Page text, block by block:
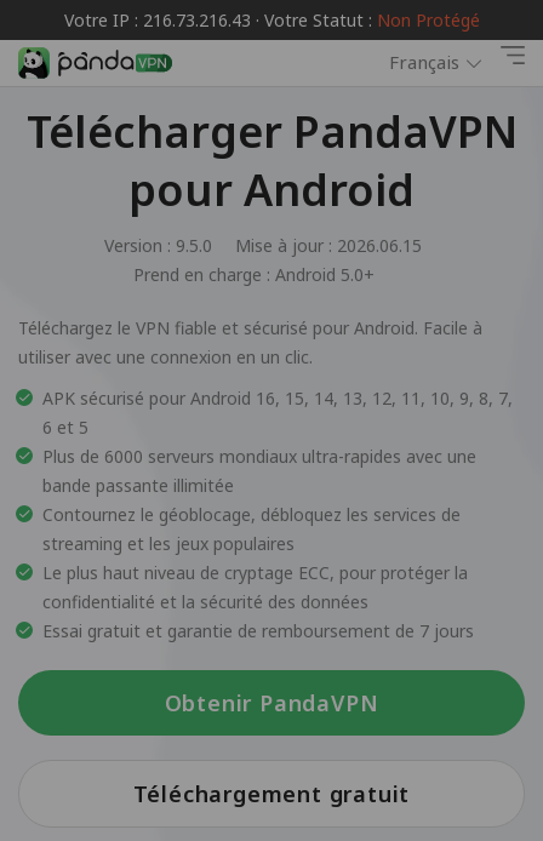
Votre IP : 216.73.216.43 · Votre Statut : Non Protégé
Français
Télécharger PandaVPN
pour Android
Version : 9.5.0
Mise à jour : 2026.06.15
Prend en charge : Android 5.0+
Téléchargez le VPN fiable et sécurisé pour Android. Facile à
utiliser avec une connexion en un clic.
APK sécurisé pour Android 16, 15, 14, 13, 12, 11, 10, 9, 8, 7,
6 et 5
Plus de 6000 serveurs mondiaux ultra-rapides avec une
bande passante illimitée
Contournez le géoblocage, débloquez les services de
streaming et les jeux populaires
Le plus haut niveau de cryptage ECC, pour protéger la
confidentialité et la sécurité des données
Essai gratuit et garantie de remboursement de 7 jours
Obtenir PandaVPN
Téléchargement gratuit